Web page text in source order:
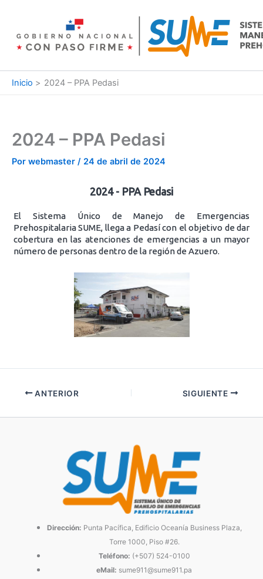
contenido
Inicio 2024 – PPA Pedasi
2024 – PPA Pedasi
Por webmaster / 24 de abril de 2024
2024 - PPA Pedasi
El Sistema Único de Manejo de Emergencias
Prehospitalaria SUME, llega a Pedasí con el objetivo de dar
cobertura en las atenciones de emergencias a un mayor
número de personas dentro de la región de Azuero.
ANTERIOR SIGUIENTE
Dirección: Punta Pacífica, Edificio Oceanía Business Plaza,
Torre 1000, Piso #26.
Teléfono: (+507) 524-0100
eMail: sume911@sume911.pa